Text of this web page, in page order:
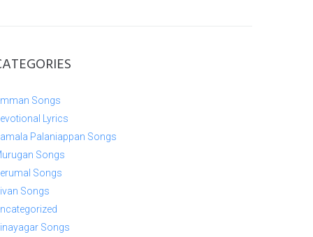
Songs
Lyrics
Palaniappan Songs
Songs
Songs
Songs
Songs